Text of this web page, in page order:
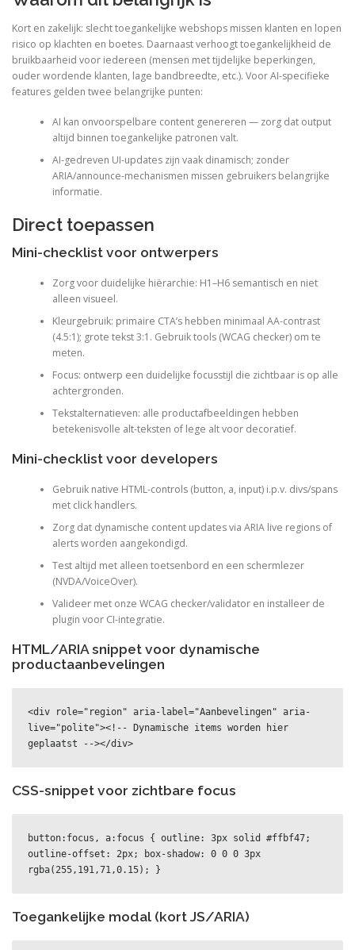
Kort en zakelijk: slecht toegankelijke webshops missen klanten en lopen
risico op klachten en boetes. Daarnaast verhoogt toegankelijkheid de
bruikbaarheid voor iedereen (mensen met tijdelijke beperkingen,
ouder wordende klanten, lage bandbreedte, etc.). Voor AI-specifieke
features gelden twee belangrijke punten:
AI kan onvoorspelbare content genereren — zorg dat output
altijd binnen toegankelijke patronen valt.
AI-gedreven UI-updates zijn vaak dinamisch; zonder
ARIA/announce-mechanismen missen gebruikers belangrijke
informatie.
Direct toepassen
Mini-checklist voor ontwerpers
Zorg voor duidelijke hiërarchie: H1–H6 semantisch en niet
alleen visueel.
Kleurgebruik: primaire CTA’s hebben minimaal AA-contrast
(4.5:1); grote tekst 3:1. Gebruik tools (WCAG checker) om te
meten.
Focus: ontwerp een duidelijke focusstijl die zichtbaar is op alle
achtergronden.
Tekstalternatieven: alle productafbeeldingen hebben
betekenisvolle alt-teksten of lege alt voor decoratief.
Mini-checklist voor developers
Gebruik native HTML-controls (button, a, input) i.p.v. divs/spans
met click handlers.
Zorg dat dynamische content updates via ARIA live regions of
alerts worden aangekondigd.
Test altijd met alleen toetsenbord en een schermlezer
(NVDA/VoiceOver).
Valideer met onze WCAG checker/validator en installeer de
plugin voor CI-integratie.
HTML/ARIA snippet voor dynamische
productaanbevelingen
<div role="region" aria-label="Aanbevelingen" aria-
live="polite"><!-- Dynamische items worden hier
geplaatst --></div>
CSS-snippet voor zichtbare focus
button:focus, a:focus { outline: 3px solid #ffbf47;
outline-offset: 2px; box-shadow: 0 0 0 3px
rgba(255,191,71,0.15); }
Toegankelijke modal (kort JS/ARIA)